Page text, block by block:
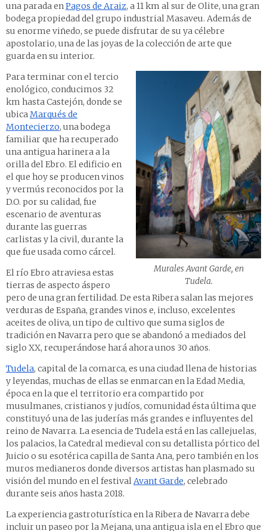
una parada enPagos de Araiz, a 11 km al sur de Olite, una gran
bodega propiedad del grupo industrial Masaveu. Además de
su enorme viñedo, se puede disfrutar de su ya célebre
apostolario, una de las joyas de la colección de arte que
guarda en su interior.
Murales Avant Garde, en
Tudela.
Para terminar con el tercio
enológico, conducimos 32
km hasta Castejón, donde se
ubicaMarqués de
Montecierzo, una bodega
familiar que ha recuperado
una antigua harinera a la
orilla del Ebro. El edificio en
el que hoy se producen vinos
y vermús reconocidos por la
D.O. por su calidad, fue
escenario de aventuras
durante las guerras
carlistas y la civil, durante la
que fue usada como cárcel.
El río Ebro atraviesa estas
tierras de aspecto áspero
pero de una gran fertilidad. De esta Ribera salan las mejores
verduras de España, grandes vinos e, incluso, excelentes
aceites de oliva, un tipo de cultivo que suma siglos de
tradición en Navarra pero que se abandonó a mediados del
siglo XX, recuperándose hará ahora unos 30 años.
Tudela, capital de la comarca, es una ciudad llena de historias
y leyendas, muchas de ellas se enmarcan en la Edad Media,
época en la que el territorio era compartido por
musulmanes, cristianos y judíos, comunidad ésta última que
constituyó una de las juderías más grandes e influyentes del
reino de Navarra. La esencia de Tudela está en las callejuelas,
los palacios, la Catedral medieval con su detallista pórtico del
Juicio o su esotérica capilla de Santa Ana, pero también en los
muros medianeros donde diversos artistas han plasmado su
visión del mundo en el festivalAvant Garde, celebrado
durante seis años hasta 2018.
La experiencia gastroturística en la Ribera de Navarra debe
incluir un paseo por la Mejana, una antigua isla en el Ebro que